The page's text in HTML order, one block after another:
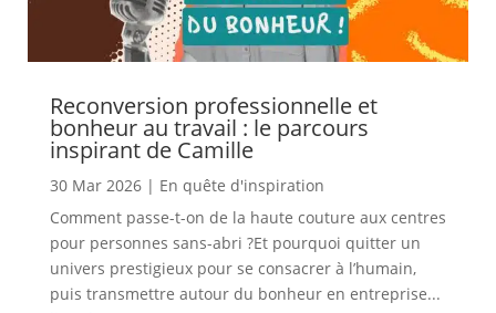
Reconversion professionnelle et
bonheur au travail : le parcours
inspirant de Camille
30 Mar 2026| En quête d'inspiration
Comment passe-t-on de la haute couture aux centres
pour personnes sans-abri ?Et pourquoi quitter un
univers prestigieux pour se consacrer à l’humain,
puis transmettre autour du bonheur en entreprise...